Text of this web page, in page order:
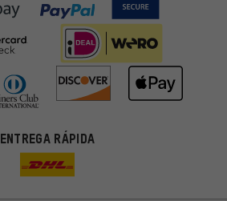
ENTREGA RÁPIDA